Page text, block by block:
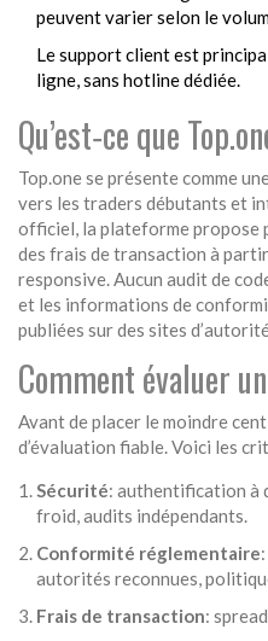
peuvent varier selon le
Le support client est
ligne, sans hotline dédiée.
Qu’est‑ce que
Top.one se présente comme
vers les traders débutants et
officiel, la plateforme propose
des frais de transaction à
responsive. Aucun audit de
et les informations de
publiées sur des sites
Comment évaluer
Avant de placer le moindre
d’évaluation fiable. Voici les
Sécurité: authentification à
froid, audits indépendants.
Conformité réglementaire
autorités reconnues,
Frais de transaction: